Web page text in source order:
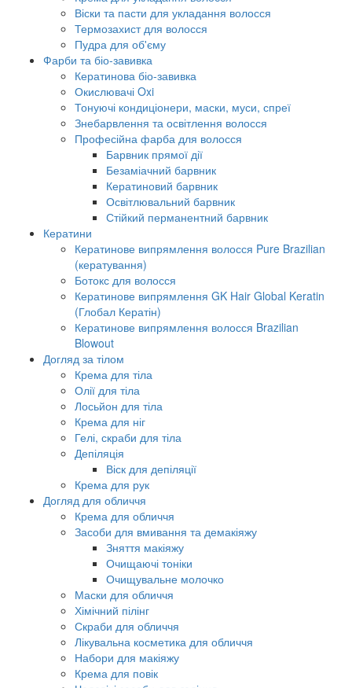
Віски та пасти для укладання волосся
Термозахист для волосся
Пудра для об'єму
Фарби та біо-завивка
Кератинова біо-завивка
Окислювачі Oxi
Тонуючі кондиціонери, маски, муси, спреї
Знебарвлення та освітлення волосся
Професійна фарба для волосся
Барвник прямої дії
Безаміачний барвник
Кератиновий барвник
Освітлювальний барвник
Стійкий перманентний барвник
Кератини
Кератинове випрямлення волосся Pure Brazilian
(кератування)
Ботокс для волосся
Кератинове випрямлення GK Hair Global Keratin
(Глобал Кератін)
Кератинове випрямлення волосся Brazilian
Blowout
Догляд за тілом
Крема для тіла
Олії для тіла
Лосьйон для тіла
Крема для ніг
Гелі, скраби для тіла
Депіляція
Віск для депіляції
Крема для рук
Догляд для обличчя
Крема для обличчя
Засоби для вмивання та демакіяжу
Зняття макіяжу
Очищаючі тоніки
Очищувальне молочко
Маски для обличчя
Хімічний пілінг
Скраби для обличчя
Лікувальна косметика для обличчя
Набори для макіяжу
Крема для повік